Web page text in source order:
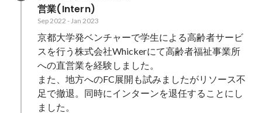
営業(Intern)
Sep 2022 -Jan 2023
京都大学発ベンチャーで学生による高齢者サービ
スを行う株式会社Whickerにて高齢者福祉事業所
への直営業を経験しました。
また、地方へのFC展開も試みましたがリソース不
足で撤退。同時にインターンを退任することにし
ました。